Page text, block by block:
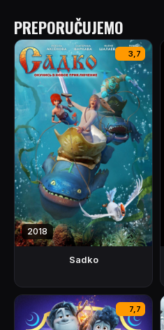
PREPORUČUJEMO
3,7
2018
Sadko
7,7